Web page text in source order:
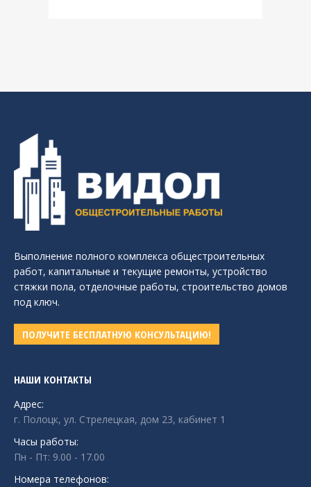
Выполнение полного комплекса общестроительных
работ, капитальные и текущие ремонты, устройство
стяжки пола, отделочные работы, строительство домов
под ключ.
ПОЛУЧИТЕ БЕСПЛАТНУЮ КОНСУЛЬТАЦИЮ!
НАШИ КОНТАКТЫ
Адрес:
г. Полоцк, ул. Стрелецкая, дом 23, кабинет 1
Часы работы:
Пн - Пт: 9.00 - 17.00
Номера телефонов: